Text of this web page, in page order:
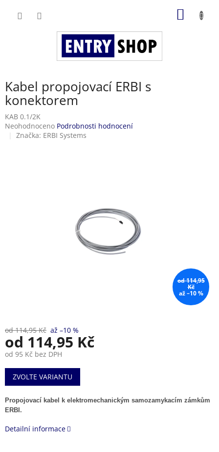
Kabel propojovací ERBI s
konektorem
KAB 0.1/2K
Průměrné
hodnocení
Neohodnoceno Podrobnosti hodnocení
Značka: ERBI Systems
od 114,95
Kč
až –10 %
od 114,95 Kč až –10 %
od 114,95 Kč
od 95 Kč bez DPH
Měrná
cena:
ZVOLTE VARIANTU
Propojovací kabel k elektromechanickým samozamykacím zámkům
ERBI.
Detailní informace